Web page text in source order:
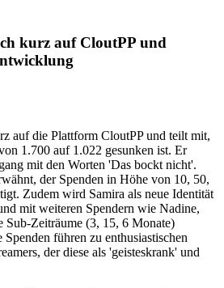
kurz auf CloutPP und
auf die Plattform CloutPP und teilt mit,
1.700 auf 1.022 gesunken ist. Er
mit den Worten 'Das bockt nicht'.
der Spenden in Höhe von 10, 50,
Zudem wird Samira als neue Identität
mit weiteren Spendern wie Nadine,
Sub-Zeiträume (3, 15, 6 Monate)
führen zu enthusiastischen
der diese als 'geisteskrank' und